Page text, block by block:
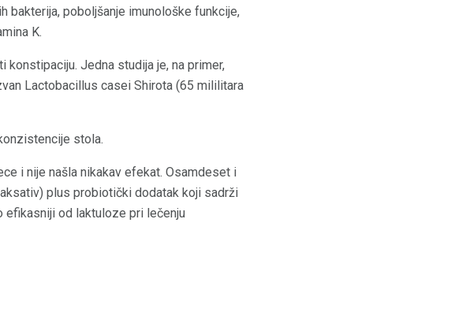
bakterija, poboljšanje imunološke funkcije,
K.
Jedna studija je, na primer,
Lactobacillus casei Shirota (65 mililitara
stola.
i nije našla nikakav efekat. Osamdeset i
plus probiotički dodatak koji sadrži
efikasniji od laktuloze pri lečenju